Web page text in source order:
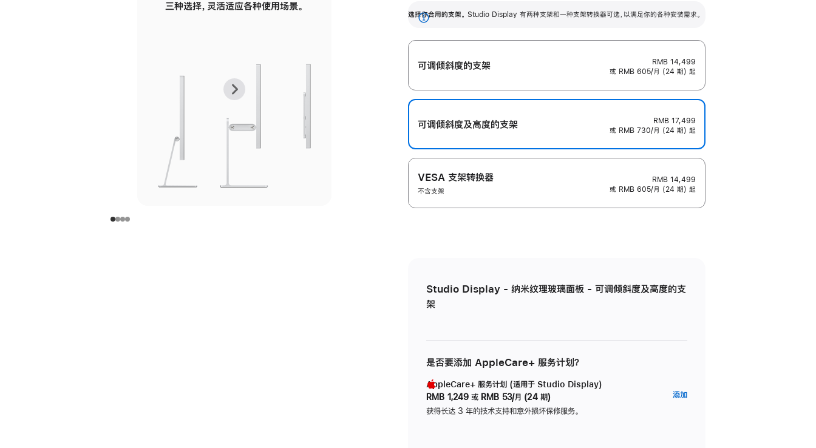
面
面
三种选择，灵活适应各种使用场景。
调节范围。
毫米的高度调节范围。
上
张
下
张
选择你合用的支架。 Studio Display 有两种支架和一种支架转换器可选，以满足你的各种安装需求。
展
开
可调倾斜度的支架
RMB 14,499
或 RMB 605/月 (24 期) 起
可调倾斜度及高‍度的支‍架
RMB 17,499
或 RMB 730/月 (24 期) 起
VESA 支架转换器
不含支架
RMB 14,499
或 RMB 605/月 (24 期) 起
Studio Display - 纳米纹理玻璃面板 - 可调倾斜度及高度的支
架
是否要添加 AppleCare+ 服务计划？
AppleCare+ 服务计划 (适用于 Studio Display)
RMB 1,249 或 RMB 53/月 (24 期)
获得长达 3 年的技术支持和意外损坏保修服务。
添加